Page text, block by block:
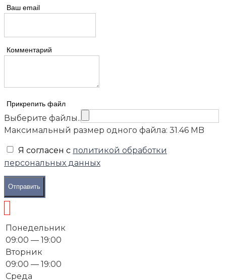
Ваш email
Комментарий
Прикрепить файл
Выберите файлы..
Максимальный размер одного файла: 31.46 MB
Я согласен с политикой обработки
персональных данных
Отправить
Понедельник
09:00 — 19:00
Вторник
09:00 — 19:00
Среда